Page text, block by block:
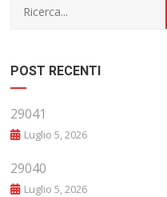
“Evoluzione e Innovazione: Il
POST RECENTI
29041
Luglio 5, 2026
29040
Luglio 5, 2026